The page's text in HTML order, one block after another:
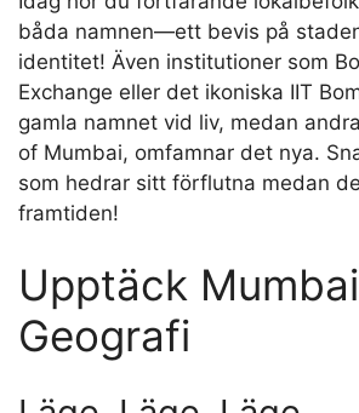
Namnspelet:
Bombay?
Visste du att Mumbai inte alltid
År 1996 bytte den livliga staden
koloniala namn “Bombay” mot
formaliserades av Maharashtras
bekräftades senare av Indiens
Idag hör du fortfarande
båda namnen—ett bevis på
identitet! Även institutioner som